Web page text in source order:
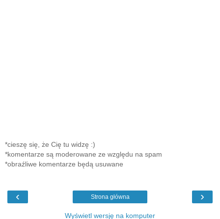
*cieszę się, że Cię tu widzę :)
*komentarze są moderowane ze względu na spam
*obraźliwe komentarze będą usuwane
‹ ›
Strona główna
Wyświetl wersję na komputer